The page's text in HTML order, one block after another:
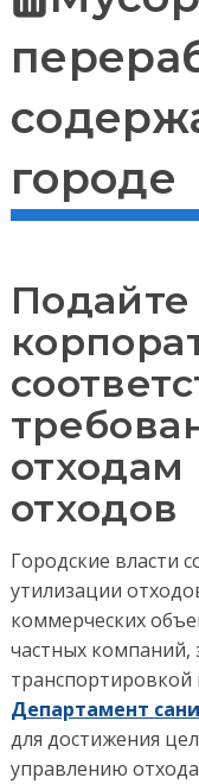
городе
Подайте
отходам
отходов
Городские власти
утилизации
коммерческих
частных
Департамент
для достижения
управлению